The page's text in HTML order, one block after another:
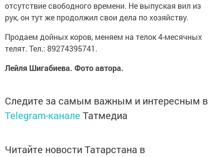
отсутствие свободного времени. Не выпуская вил из
рук, он тут же продолжил свои дела по хозяйству.
Продаем дойных коров, меняем на телок 4-месячных
телят. Тел.: 89274395741.
Лейля Шигабиева. Фото автора.
Следите за самым важным и интересным в
Telegram-канале Татмедиа
Читайте новости Татарстана в